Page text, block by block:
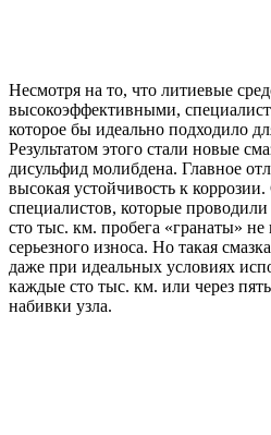
Несмотря на то, что литиевые
высокоэффективными,
которое бы идеально подходило
Результатом этого стали новые
дисульфид молибдена. Главное
высокая устойчивость к
специалистов, которые
сто тыс. км. пробега «гранаты»
серьезного износа. Но такая
даже при идеальных условиях
каждые сто тыс. км. или через
набивки узла.